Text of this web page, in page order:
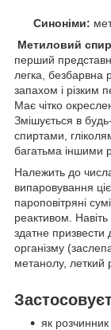
Синоніми:
Метиловий
перший
легка, безбарвна
запахом і різким
Має чітко
Змішується в
спиртами,
багатьма іншими
Належить до
випаровування
пароповітряні
реактивом.
здатне призвести
організму
метанолу,
як розчинник